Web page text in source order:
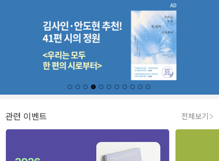
관련 이벤트 전체보기